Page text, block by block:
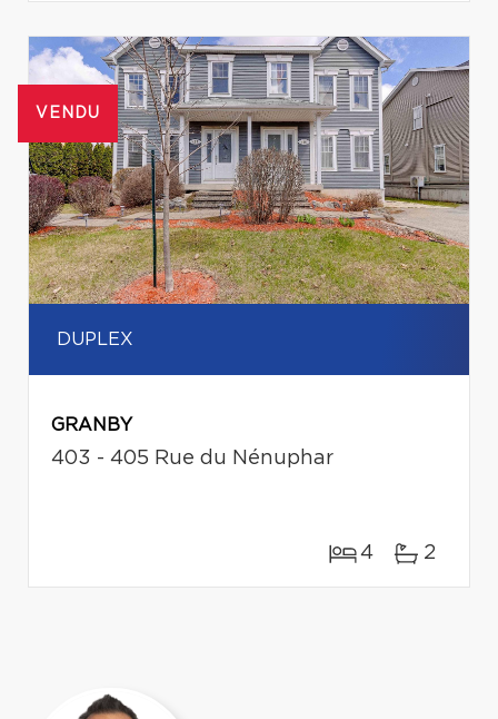
VENDU
DUPLEX
GRANBY
403 - 405 Rue du Nénuphar
4 2